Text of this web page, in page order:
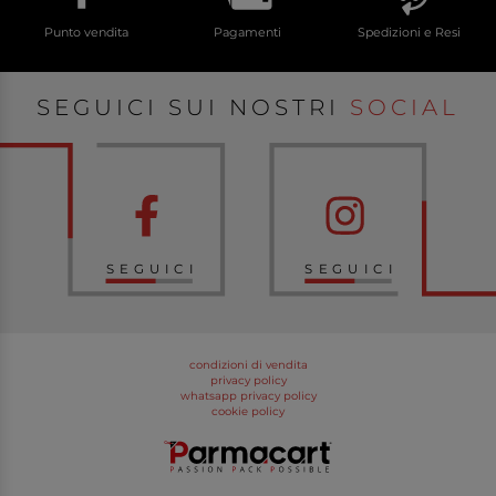
Punto vendita Pagamenti Spedizioni e Resi
SEGUICI SUI NOSTRI SOCIAL
SEGUICI SEGUICI
condizioni di vendita
privacy policy
whatsapp privacy policy
cookie policy